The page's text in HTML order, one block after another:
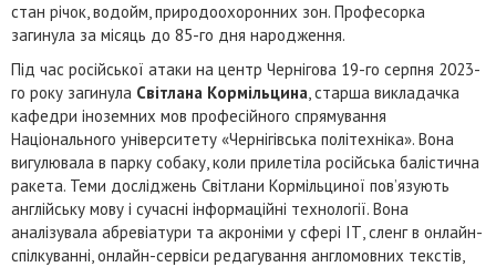
стан річок, водойм, природоохоронних зон. Професорка
загинула за місяць до 85-го дня народження.
Під час російської атаки на центр Чернігова 19-го серпня 2023-
го року загинула Світлана Кормільцина, старша викладачка
кафедри іноземних мов професійного спрямування
Національного університету «Чернігівська політехніка». Вона
вигулювала в парку собаку, коли прилетіла російська балістична
ракета. Теми досліджень Світлани Кормільциної пов’язують
англійську мову і сучасні інформаційні технології. Вона
аналізувала абревіатури та акроніми у сфері ІТ, сленг в онлайн-
спілкуванні, онлайн-сервіси редагування англомовних текстів,